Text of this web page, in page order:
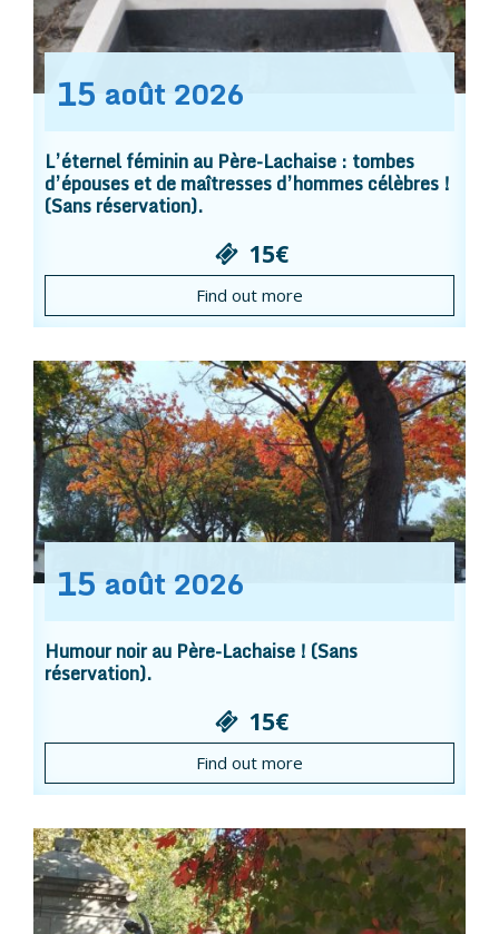
15 août 2026
L’éternel féminin au Père-Lachaise : tombes
d’épouses et de maîtresses d’hommes célèbres !
(Sans réservation).
15€
Find out more
15 août 2026
Humour noir au Père-Lachaise ! (Sans
réservation).
15€
Find out more